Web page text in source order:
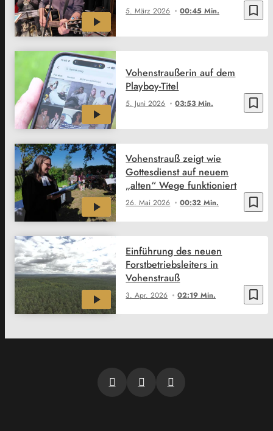
bookmark_border
5. März 2026 00:45 Min.
bookmark_border
5. Juni 2026 03:53 Min.
Vohenstraußerin auf dem
Playboy-Titel
bookmark_border
26. Mai 2026 00:32 Min.
Vohenstrauß zeigt wie
Gottesdienst auf neuem
„alten“ Wege funktioniert
bookmark_border
3. Apr. 2026 02:19 Min.
Einführung des neuen
Forstbetriebsleiters in
Vohenstrauß